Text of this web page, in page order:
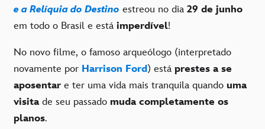
e a Relíquia do Destino estreou no dia 29 de junho
em todo o Brasil e está imperdível!
No novo filme, o famoso arqueólogo (interpretado
novamente por Harrison Ford) está prestes a se
aposentar e ter uma vida mais tranquila quando uma
visitade seu passado muda completamente os
planos.